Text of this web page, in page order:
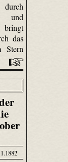
durch
und
bringt
das
Stern